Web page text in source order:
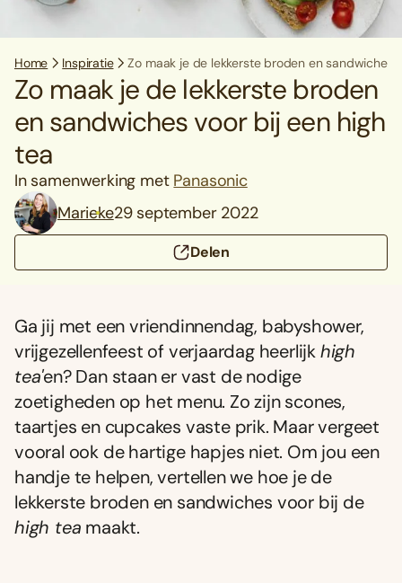
Home Inspiratie Zo maak je de lekkerste broden en sandwiches
Zo maak je de lekkerste broden
en sandwiches voor bij een high
tea
In samenwerking met Panasonic
Marieke29 september 2022
Delen
Ga jij met een vriendinnendag, babyshower,
vrijgezellenfeest of verjaardag heerlijkhigh
tea'en? Dan staan er vast de nodige
zoetigheden op het menu. Zo zijn scones,
taartjes en cupcakes vaste prik. Maar vergeet
vooral ook de hartige hapjes niet. Om jou een
handje te helpen, vertellen we hoe je de
lekkerste broden en sandwiches voor bij de
high tea maakt.